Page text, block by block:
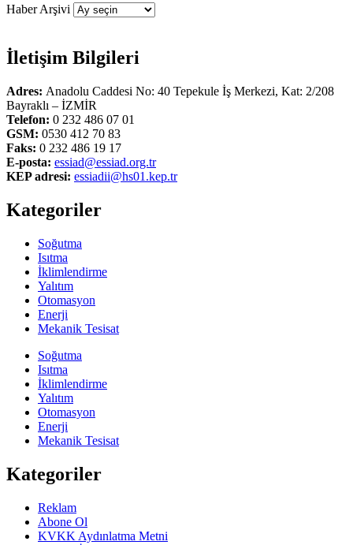
Haber Arşivi
İletişim Bilgileri
Adres: Anadolu Caddesi No: 40 Tepekule İş Merkezi, Kat: 2/208
Bayraklı – İZMİR
Telefon: 0 232 486 07 01
GSM: 0530 412 70 83
Faks: 0 232 486 19 17
E-posta: essiad@essiad.org.tr
KEP adresi: essiadii@hs01.kep.tr
Kategoriler
Soğutma
Isıtma
İklimlendirme
Yalıtım
Otomasyon
Enerji
Mekanik Tesisat
Soğutma
Isıtma
İklimlendirme
Yalıtım
Otomasyon
Enerji
Mekanik Tesisat
Kategoriler
Reklam
Abone Ol
KVKK Aydınlatma Metni